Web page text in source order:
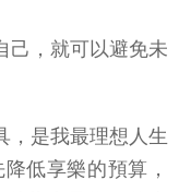
己，就可以避免未
，是我最理想人生
低享樂的預算，